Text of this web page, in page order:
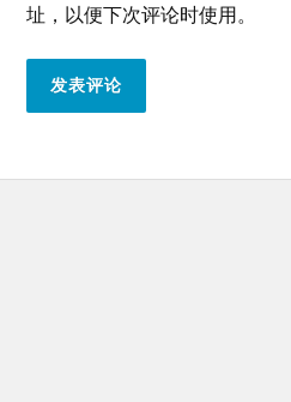
址，以便下次评论时使用。